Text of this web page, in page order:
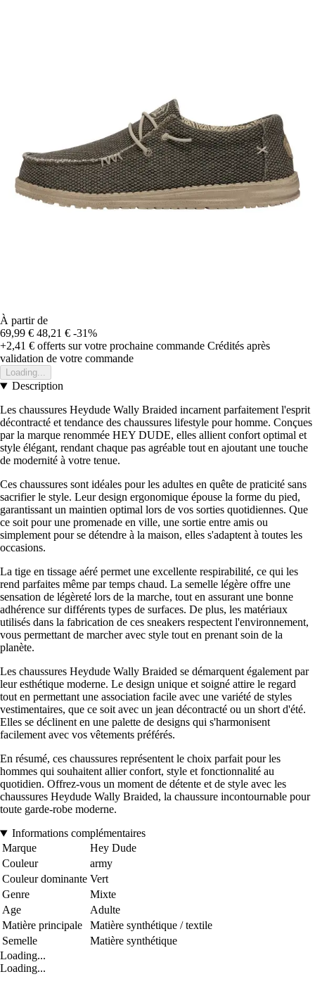
À partir de
69,99 € 48,21 € -31%
+2,41 € offerts sur votre prochaine commande Crédités après
validation de votre commande
Loading...
Description
Les chaussures Heydude Wally Braided incarnent parfaitement l'esprit
décontracté et tendance des chaussures lifestyle pour homme. Conçues
par la marque renommée HEY DUDE, elles allient confort optimal et
style élégant, rendant chaque pas agréable tout en ajoutant une touche
de modernité à votre tenue.
Ces chaussures sont idéales pour les adultes en quête de praticité sans
sacrifier le style. Leur design ergonomique épouse la forme du pied,
garantissant un maintien optimal lors de vos sorties quotidiennes. Que
ce soit pour une promenade en ville, une sortie entre amis ou
simplement pour se détendre à la maison, elles s'adaptent à toutes les
occasions.
La tige en tissage aéré permet une excellente respirabilité, ce qui les
rend parfaites même par temps chaud. La semelle légère offre une
sensation de légèreté lors de la marche, tout en assurant une bonne
adhérence sur différents types de surfaces. De plus, les matériaux
utilisés dans la fabrication de ces sneakers respectent l'environnement,
vous permettant de marcher avec style tout en prenant soin de la
planète.
Les chaussures Heydude Wally Braided se démarquent également par
leur esthétique moderne. Le design unique et soigné attire le regard
tout en permettant une association facile avec une variété de styles
vestimentaires, que ce soit avec un jean décontracté ou un short d'été.
Elles se déclinent en une palette de designs qui s'harmonisent
facilement avec vos vêtements préférés.
En résumé, ces chaussures représentent le choix parfait pour les
hommes qui souhaitent allier confort, style et fonctionnalité au
quotidien. Offrez-vous un moment de détente et de style avec les
chaussures Heydude Wally Braided, la chaussure incontournable pour
toute garde-robe moderne.
Informations complémentaires
Marque
Hey Dude
Couleur
army
Couleur dominante Vert
Genre
Mixte
Age
Adulte
Matière principale
Matière synthétique / textile
Semelle
Matière synthétique
Loading...
Loading...